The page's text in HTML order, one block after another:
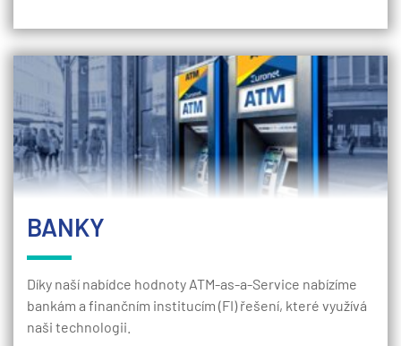
BANKY
Díky naší nabídce hodnoty ATM-as-a-Service nabízíme
bankám a finančním institucím (FI) řešení, které využívá
naši technologii.